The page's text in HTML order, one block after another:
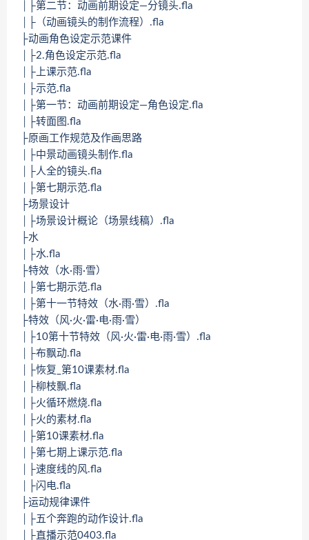
│├第二节：动画前期设定—分镜头.fla
│├（动画镜头的制作流程）.fla
├动画角色设定示范课件
│├2.角色设定示范.fla
│├上课示范.fla
│├示范.fla
│├第一节：动画前期设定—角色设定.fla
│├转面图.fla
├原画工作规范及作画思路
│├中景动画镜头制作.fla
│├人全的镜头.fla
│├第七期示范.fla
├场景设计
│├场景设计概论（场景线稿）.fla
├水
│├水.fla
├特效（水·雨·雪）
│├第七期示范.fla
│├第十一节特效（水·雨·雪）.fla
├特效（风·火·雷·电·雨·雪）
│├10第十节特效（风·火·雷·电·雨·雪）.fla
│├布飘动.fla
│├恢复_第10课素材.fla
│├柳枝飘.fla
│├火循环燃烧.fla
│├火的素材.fla
│├第10课素材.fla
│├第七期上课示范.fla
│├速度线的风.fla
│├闪电.fla
├运动规律课件
│├五个奔跑的动作设计.fla
│├直播示范0403.fla